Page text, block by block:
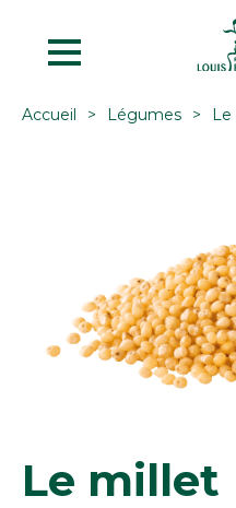
Accueil Légumes Le
Le millet